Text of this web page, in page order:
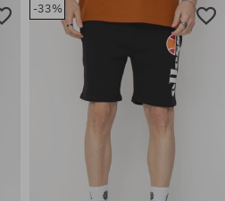
-33%